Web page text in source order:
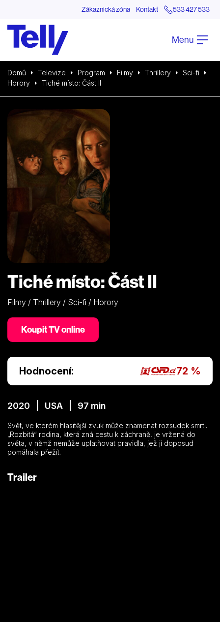
Zákaznická zóna Kontakt 533 427 533
Menu
Domů Televize Program Filmy Thrillery
Sci-fi
Horory
Tiché místo: Část II
Tiché místo: Část II
Filmy / Thrillery / Sci-fi / Horory
Koupit TV online
Hodnocení: 72 %
2020 | USA | 97 min
Svět, ve kterém hlasitější zvuk může znamenat rozsudek smrti.
„Rozbitá“ rodina, která zná cestu k záchraně, je vržená do
světa, v němž nemůže uplatňovat pravidla, jež jí doposud
pomáhala přežít.
Trailer